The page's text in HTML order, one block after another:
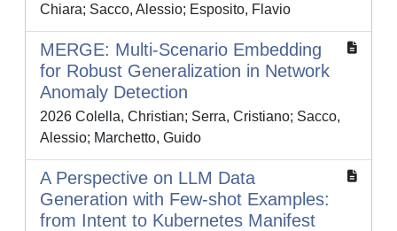
Chiara; Sacco, Alessio; Esposito, Flavio
MERGE: Multi-Scenario Embedding
for Robust Generalization in Network
Anomaly Detection
2026 Colella, Christian; Serra, Cristiano; Sacco,
Alessio; Marchetto, Guido
A Perspective on LLM Data
Generation with Few-shot Examples:
from Intent to Kubernetes Manifest